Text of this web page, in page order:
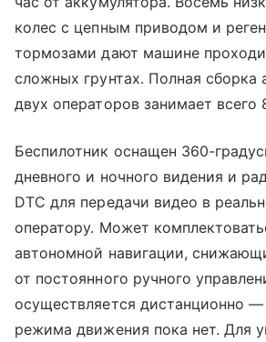
колес с цепным приводом и
тормозами дают машине
сложных грунтах. Полная сборка
двух операторов занимает всего
Беспилотник оснащен 360-
дневного и ночного видения и
DTC для передачи видео в
оператору. Может
автономной навигации,
от постоянного ручного
осуществляется дистанционно
режима движения пока нет. Для